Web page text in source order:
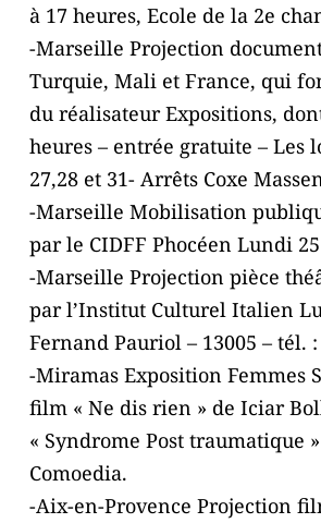
à 17 heures, Ecole de la 2e
-Marseille Projection
Turquie, Mali et France, qui
du réalisateur Expositions,
heures – entrée gratuite – Les
27,28 et 31- Arrêts Coxe
-Marseille Mobilisation
par le CIDFF Phocéen Lundi
-Marseille Projection pièce
par l’Institut Culturel Italien
Fernand Pauriol – 13005 – tél. :
-Miramas Exposition Femmes
film « Ne dis rien » de Iciar
« Syndrome Post traumatique
Comoedia.
-Aix-en-Provence Projection